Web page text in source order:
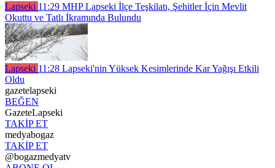
Lapseki 11:29 MHP Lapseki İlçe Teşkilatı, Şehitler İçin Mevlit
Okuttu ve Tatlı İkramında Bulundu
Lapseki 11:28 Lapseki'nin Yüksek Kesimlerinde Kar Yağışı Etkili
Oldu
gazetelapseki
BEĞEN
GazeteLapseki
TAKİP ET
medyabogaz
TAKİP ET
@bogazmedyatv